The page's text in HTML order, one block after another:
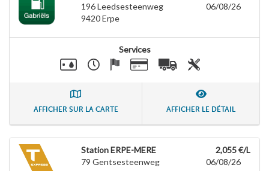
196 Leedsesteenweg
9420Erpe
06/08/26
Services
AFFICHER SUR LA CARTE AFFICHER LE DÉTAIL
Station ERPE-MERE
79 Gentsesteenweg
2,055 €/L
06/08/26